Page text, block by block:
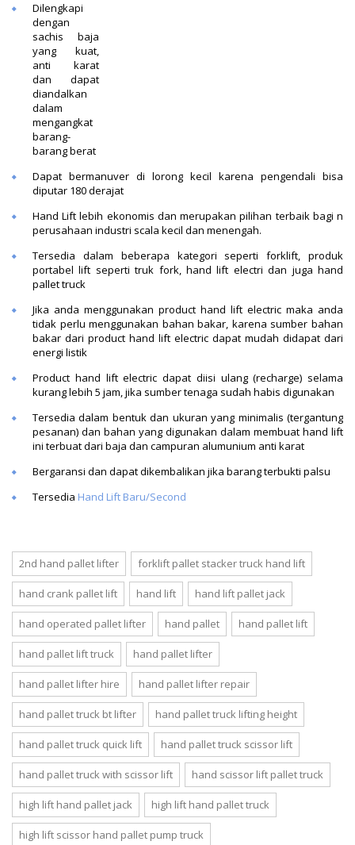
Dilengkapi
dengan
sachis baja
yang kuat,
anti karat
dan dapat
diandalkan
dalam
mengangkat
barang-
barang berat
Dapat bermanuver di lorong kecil karena pengendali bisa
diputar 180 derajat
Hand Lift lebih ekonomis dan merupakan pilihan terbaik bagi n
perusahaan industri scala kecil dan menengah.
Tersedia dalam beberapa kategori seperti forklift, produk
portabel lift seperti truk fork, hand lift electri dan juga hand
pallet truck
Jika anda menggunakan product hand lift electric maka anda
tidak perlu menggunakan bahan bakar, karena sumber bahan
bakar dari product hand lift electric dapat mudah didapat dari
energi listik
Product hand lift electric dapat diisi ulang (recharge) selama
kurang lebih 5 jam, jika sumber tenaga sudah habis digunakan
Tersedia dalam bentuk dan ukuran yang minimalis (tergantung
pesanan) dan bahan yang digunakan dalam membuat hand lift
ini terbuat dari baja dan campuran alumunium anti karat
Bergaransi dan dapat dikembalikan jika barang terbukti palsu
Tersedia Hand Lift Baru/Second
2nd hand pallet lifter forklift pallet stacker truck hand lift
hand crank pallet lift hand lift hand lift pallet jack
hand operated pallet lifter hand pallet hand pallet lift
hand pallet lift truck hand pallet lifter
hand pallet lifter hire hand pallet lifter repair
hand pallet truck bt lifter hand pallet truck lifting height
hand pallet truck quick lift hand pallet truck scissor lift
hand pallet truck with scissor lift hand scissor lift pallet truck
high lift hand pallet jack high lift hand pallet truck
high lift scissor hand pallet pump truck